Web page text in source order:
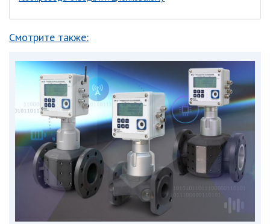
Смотрите также: